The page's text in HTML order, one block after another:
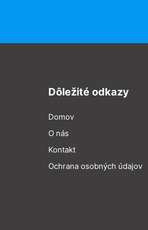
Dôležité odkazy
Domov
O nás
Kontakt
Ochrana osobných údajov